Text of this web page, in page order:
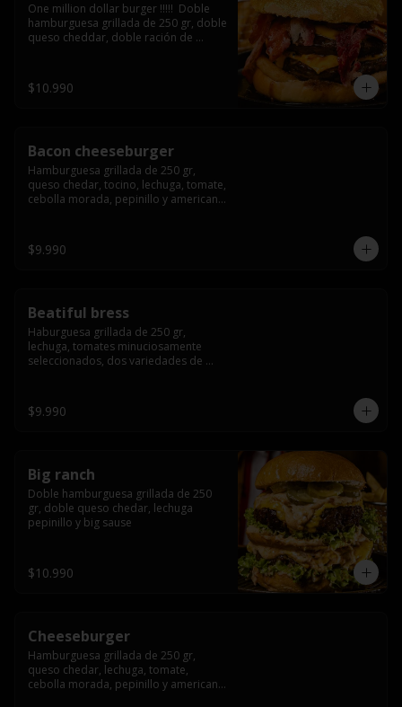
One million dollar burger !!!!!  Doble
hamburguesa grillada de 250 gr, doble
queso cheddar, doble ración de
gold glitter
$10.990
Bacon cheeseburger
Hamburguesa grillada de 250 gr,
queso chedar, tocino, lechuga, tomate,
cebolla morada, pepinillo y american
$9.990
Beatiful bress
Haburguesa grillada de 250 gr,
lechuga, tomates minuciosamente
seleccionados, dos variedades de
lentamente en el grill, para finalizar
todo con una envolvente salsa cristal
$9.990
Big ranch
Doble hamburguesa grillada de 250
gr, doble queso chedar, lechuga
pepinillo y big sause
$10.990
Cheeseburger
Hamburguesa grillada de 250 gr,
queso chedar, lechuga, tomate,
cebolla morada, pepinillo y american